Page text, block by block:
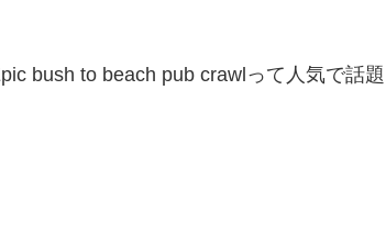
bush to beach pub crawlって人気で話題